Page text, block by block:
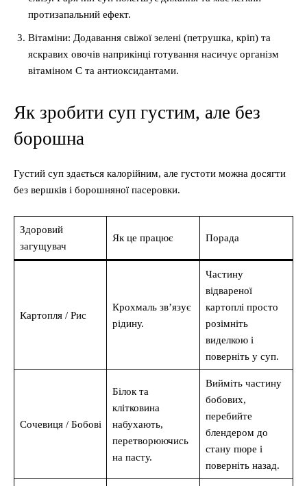
протизапальний ефект.
Вітаміни: Додавання свіжої зелені (петрушка, кріп) та
яскравих овочів наприкінці готування насичує організм
вітаміном С та антиоксидантами.
Як зробити суп густим, але без
борошна
Густий суп здається калорійним, але густоти можна досягти
без вершків і борошняної пасеровки.
Здоровий
загущувач
Як це працює Порада
Картопля / Рис
Крохмаль зв’язує
рідину.
Частину
відвареної
картоплі просто
розімніть
виделкою і
поверніть у суп.
Сочевиця / Бобові
Білок та
клітковина
набухають,
перетворюючись
на пасту.
Вийміть частину
бобових,
перебийте
блендером до
стану пюре і
поверніть назад.